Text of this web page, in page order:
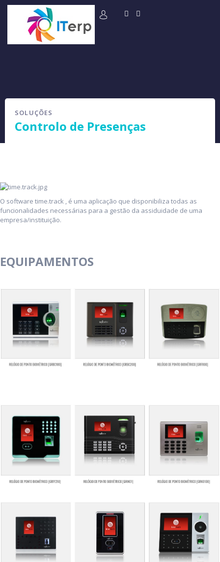
SOLUÇÕES
Controlo de Presenças
O software time.track , é uma aplicação que disponibiliza todas as
funcionalidades necessárias para a gestão da assiduidade de uma
empresa/instituição.
EQUIPAMENTOS